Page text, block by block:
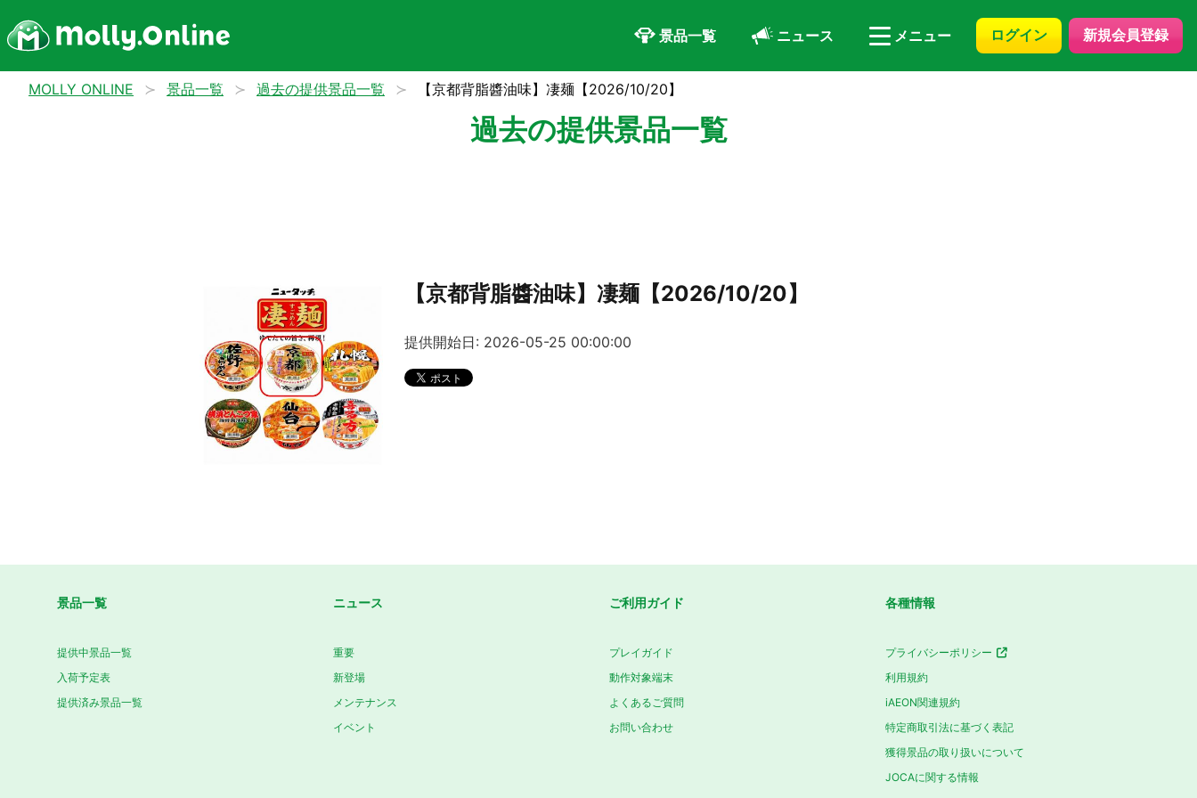
景品一覧 ニュース メニュー ログイン 新規会員登録
MOLLY ONLINE 景品一覧 過去の提供景品一覧 【京都背脂醬油味】凄麺【2026/10/20】
過去の提供景品一覧
【京都背脂醬油味】凄麺【2026/10/20】
提供開始日: 2026-05-25 00:00:00
景品一覧
提供中景品一覧
入荷予定表
提供済み景品一覧
ニュース
重要
新登場
メンテナンス
イベント
ご利用ガイド
プレイガイド
動作対象端末
よくあるご質問
お問い合わせ
各種情報
プライバシーポリシー
利用規約
iAEON関連規約
特定商取引法に基づく表記
獲得景品の取り扱いについて
JOCAに関する情報